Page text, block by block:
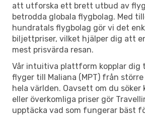
att utforska ett brett utbud av
betrodda globala flygbolag. Med
hundratals flygbolag gör vi det
biljettpriser, vilket hjälper dig att
mest prisvärda resan.
Vår intuitiva plattform kopplar dig
flyger till Maliana (MPT) från
hela världen. Oavsett om du
eller överkomliga priser gör
upptäcka vad som fungerar bäst